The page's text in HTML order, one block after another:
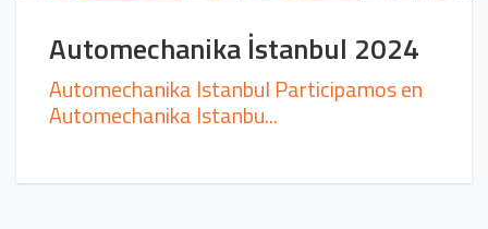
Automechanika İstanbul 2024
Automechanika Istanbul Participamos en
Automechanika Istanbu...